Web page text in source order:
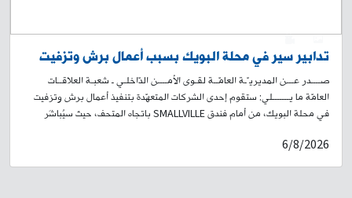
تدابير سير في محلة البويك بسبب أعمال برش وتزفيت
صــــدر عـــن المديريـّـة العامّــة لقـوى الأمــــن الدّاخلـي ـ شعبـة العلاقــات
العامّة ما يـــــــلي: ستقوم إحدى الشركات المتعهّدة بتنفيذ أعمال برش وتزفيت
في محلة البويك، من أمام فندق SMALLVILLE باتجاه المتحف، حيث سيُباشَر
من الساعة 8:30 صباحًا بتاريخ 09-08-2026 لغاية الساعة 17:30 من التاريخ
6/8/2026